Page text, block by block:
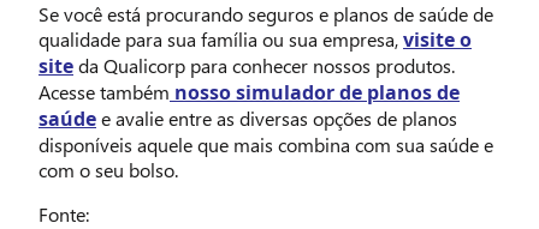
Se você está procurando seguros e planos de saúde de
qualidade para sua família ou sua empresa,visite o
siteda Qualicorp para conhecer nossos produtos.
Acesse também nosso simulador de planos de
saúdee avalie entre as diversas opções de planos
disponíveis aquele que mais combina com sua saúde e
com o seu bolso.
Fonte: